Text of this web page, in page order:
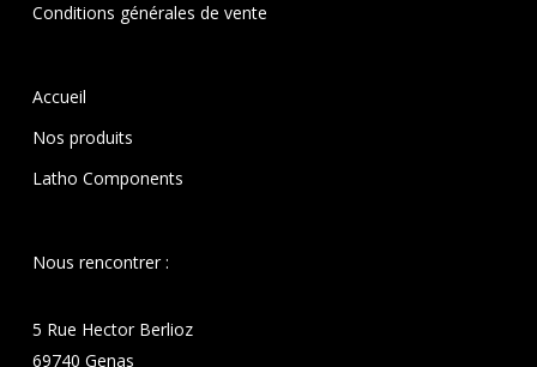
Conditions générales de vente
Accueil
Nos produits
Latho Components
Nous rencontrer :
5 Rue Hector Berlioz
69740 Genas